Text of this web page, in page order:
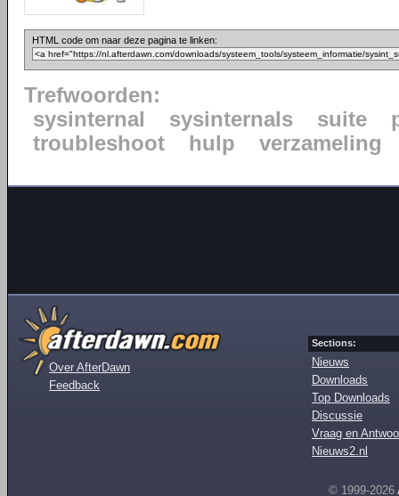
HTML code om naar deze pagina te linken:
Trefwoorden:
sysinternal
sysinternals suite
troubleshoot
hulp verzameling
Over AfterDawn
Feedback
Sections:
Nieuws
Downloads
Top Downloads
Discussie
Vraag en
Nieuws2.nl
© 1999-2026